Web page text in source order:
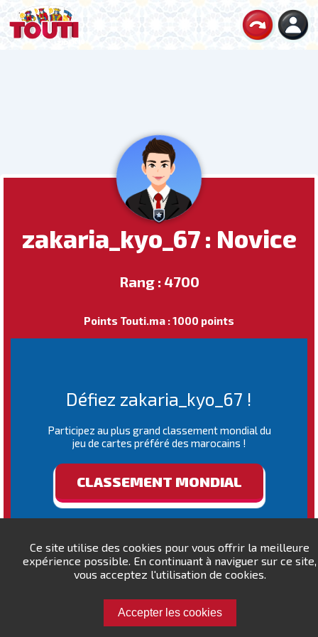
Ce site utilise des cookies pour vous offrir la meilleure
expérience possible. En continuant à naviguer sur ce site,
vous acceptez l'utilisation de cookies.
Accepter les cookies
zakaria_kyo_67 : Novice
Rang : 4700
Points Touti.ma : 1000 points
Défiez zakaria_kyo_67 !
Participez au plus grand classement mondial du
jeu de cartes préféré des marocains !
CLASSEMENT MONDIAL